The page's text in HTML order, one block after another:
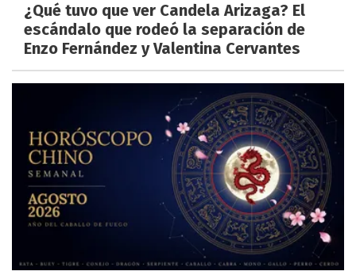
¿Qué tuvo que ver Candela Arizaga? El
escándalo que rodeó la separación de
Enzo Fernández y Valentina Cervantes